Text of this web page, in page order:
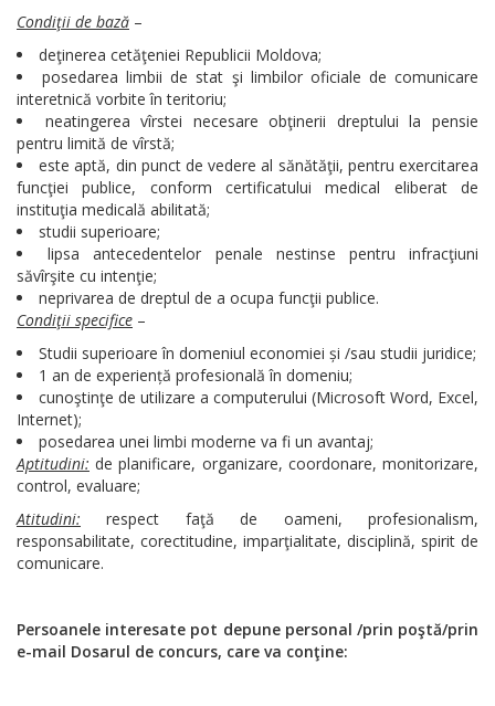
Condiţii de bază –
deţinerea cetăţeniei Republicii Moldova;
posedarea limbii de stat şi limbilor oficiale de comunicare
interetnică vorbite în teritoriu;
neatingerea vîrstei necesare obţinerii dreptului la pensie
pentru limită de vîrstă;
este aptă, din punct de vedere al sănătăţii, pentru exercitarea
funcţiei publice, conform certificatului medical eliberat de
instituţia medicală abilitată;
studii superioare;
lipsa antecedentelor penale nestinse pentru infracţiuni
săvîrşite cu intenţie;
neprivarea de dreptul de a ocupa funcţii publice.
Condiţii specifice –
Studii superioare în domeniul economiei și /sau studii juridice;
1 an de experiență profesională în domeniu;
cunoştinţe de utilizare a computerului (Microsoft Word, Excel,
Internet);
posedarea unei limbi moderne va fi un avantaj;
Aptitudini: de planificare, organizare, coordonare, monitorizare,
control, evaluare;
Atitudini: respect faţă de oameni, profesionalism,
responsabilitate, corectitudine, imparţialitate, disciplină, spirit de
comunicare.
Persoanele interesate pot depune personal /prin poştă/prin
e-mail Dosarul de concurs, care va conţine: